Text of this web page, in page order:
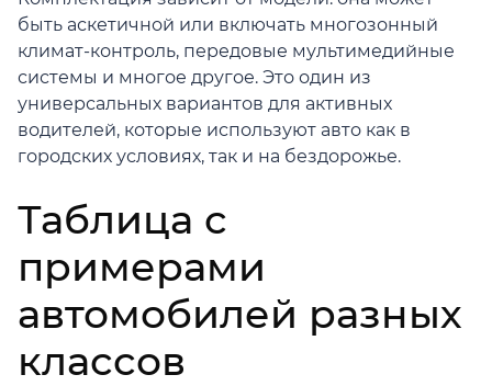
быть аскетичной или включать многозонный
климат-контроль, передовые мультимедийные
системы и многое другое. Это один из
универсальных вариантов для активных
водителей, которые используют авто как в
городских условиях, так и на бездорожье.
Таблица с
примерами
автомобилей разных
классов